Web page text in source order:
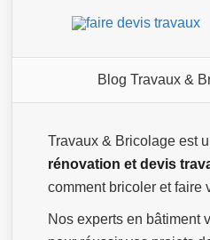
Blog Travaux &
Travaux & Bricolage est
rénovation et devis
comment bricoler et faire
Nos experts en bâtiment